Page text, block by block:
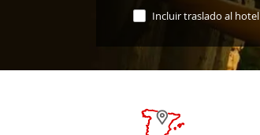
Incluir traslado al hotel